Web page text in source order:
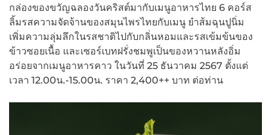
กล่องของขวัญฉลองวันคริสต์มากับเมนูอาหารไทย 6 คอร์ส
ลิ้มรสความจัดจ้านของสมุนไพรไทยกับเมนู ยำส้มฉุนปูนิ่ม
เพิ่มความลุ่มลึกในรสชาติไปกับกลิ่นหอมและรสเข้มข้นของ
ข้าวซอยเนื้อ และเซอร์เบทฝรั่งชมพูเป็นของหวานหลังอิ่ม
อร่อยจากเมนูอาหารคาว ในวันที่ 25 ธันวาคม 2567 ตั้งแต่
เวลา 12.00น.-15.00น. ราคา 2,400++ บาท ต่อท่าน